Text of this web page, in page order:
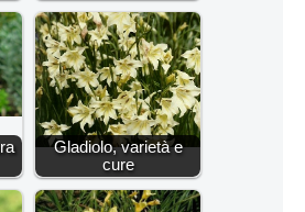
Gladiolo, varietà e
cure